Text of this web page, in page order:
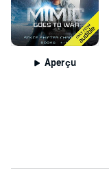
Aperçu